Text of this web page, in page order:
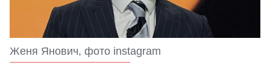
Женя Янович, фото instagram